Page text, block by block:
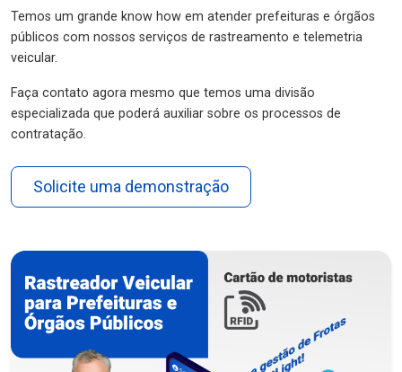
Temos um grande know how em atender prefeituras e órgãos
públicos com nossos serviços de rastreamento e telemetria
veicular.
Faça contato agora mesmo que temos uma divisão
especializada que poderá auxiliar sobre os processos de
contratação.
Solicite uma demonstração